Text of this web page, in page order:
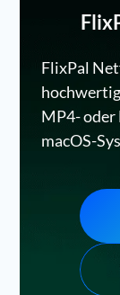
FlixPal
MP4-
macOS-